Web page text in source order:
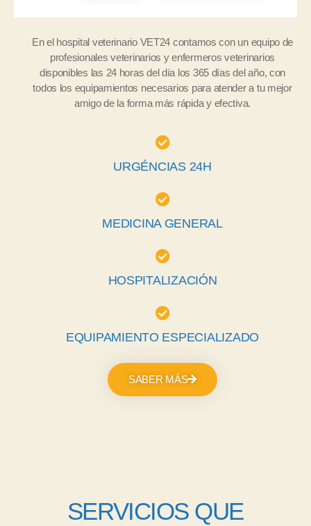
En el hospital veterinario VET24 contamos con un equipo de
profesionales veterinarios y enfermeros veterinarios
disponibles las 24 horas del día los 365 días del año, con
todos los equipamientos necesarios para atender a tu mejor
amigo de la forma más rápida y efectiva.
URGÉNCIAS 24H
MEDICINA GENERAL
HOSPITALIZACIÓN
EQUIPAMIENTO ESPECIALIZADO
SABER MÁS
SERVICIOS QUE